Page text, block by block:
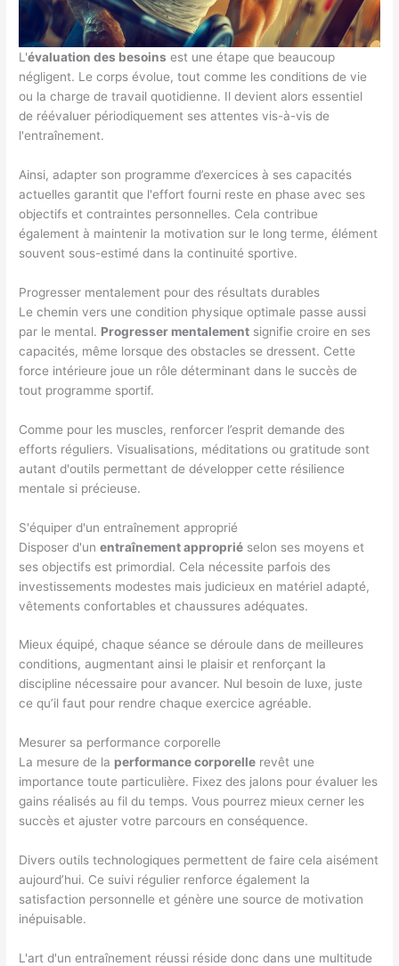
L'évaluation des besoins est une étape que beaucoup
négligent. Le corps évolue, tout comme les conditions de vie
ou la charge de travail quotidienne. Il devient alors essentiel
de réévaluer périodiquement ses attentes vis-à-vis de
l'entraînement.
Ainsi, adapter son programme d’exercices à ses capacités
actuelles garantit que l'effort fourni reste en phase avec ses
objectifs et contraintes personnelles. Cela contribue
également à maintenir la motivation sur le long terme, élément
souvent sous-estimé dans la continuité sportive.
Progresser mentalement pour des résultats durables
Le chemin vers une condition physique optimale passe aussi
par le mental. Progresser mentalement signifie croire en ses
capacités, même lorsque des obstacles se dressent. Cette
force intérieure joue un rôle déterminant dans le succès de
tout programme sportif.
Comme pour les muscles, renforcer l’esprit demande des
efforts réguliers. Visualisations, méditations ou gratitude sont
autant d'outils permettant de développer cette résilience
mentale si précieuse.
S'équiper d'un entraînement approprié
Disposer d'unentraînement approprié selon ses moyens et
ses objectifs est primordial. Cela nécessite parfois des
investissements modestes mais judicieux en matériel adapté,
vêtements confortables et chaussures adéquates.
Mieux équipé, chaque séance se déroule dans de meilleures
conditions, augmentant ainsi le plaisir et renforçant la
discipline nécessaire pour avancer. Nul besoin de luxe, juste
ce qu’il faut pour rendre chaque exercice agréable.
Mesurer sa performance corporelle
La mesure de la performance corporelle revêt une
importance toute particulière. Fixez des jalons pour évaluer les
gains réalisés au fil du temps. Vous pourrez mieux cerner les
succès et ajuster votre parcours en conséquence.
Divers outils technologiques permettent de faire cela aisément
aujourd’hui. Ce suivi régulier renforce également la
satisfaction personnelle et génère une source de motivation
inépuisable.
L'art d'un entraînement réussi réside donc dans une multitude